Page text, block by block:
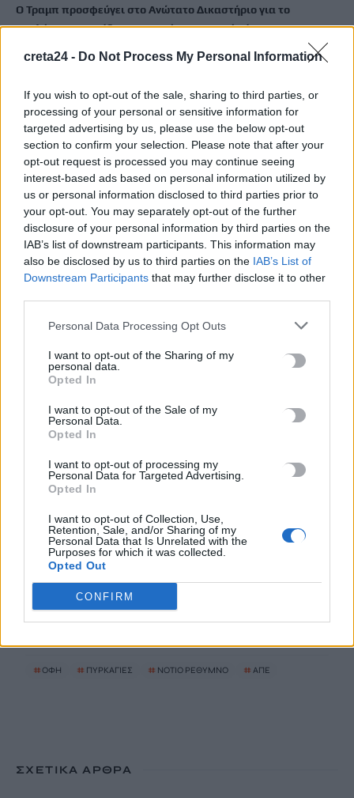
creta24 - Do Not Process My Personal Information
If you wish to opt-out of the sale, sharing to third parties, or
processing of your personal or sensitive information for
targeted advertising by us, please use the below opt-out
section to confirm your selection. Please note that after your
opt-out request is processed you may continue seeing
interest-based ads based on personal information utilized by
us or personal information disclosed to third parties prior to
your opt-out. You may separately opt-out of the further
disclosure of your personal information by third parties on the
IAB’s list of downstream participants. This information may
also be disclosed by us to third parties on the IAB’s List of
Downstream Participants that may further disclose it to other
Personal Data Processing Opt Outs
I want to opt-out of the Sharing of my
personal data.
Opted In
I want to opt-out of the Sale of my
Personal Data.
Opted In
I want to opt-out of processing my
Personal Data for Targeted Advertising.
Opted In
I want to opt-out of Collection, Use,
Retention, Sale, and/or Sharing of my
Personal Data that Is Unrelated with the
Purposes for which it was collected.
Opted Out
CONFIRM
Ο Τραμπ προσφεύγει στο Ανώτατο Δικαστήριο για το
«μπλόκο» στην αίθουσα χορού στον Λευκό Οίκο
Τουρισμός: Η «Οδύσσεια» έφερε άλμα στις κρατήσεις
8 Αυγούστου, 2026
Τα ζητήματα των στρατιωτικών του Ηρακλείου στο επίκεντρο
της συνάντησης με τον Κωνσταντίνο Κεφαλογιάννη
8 Αυγούστου, 2026
ΟΦΗ: Παρουσίασε τη γουρλίδικη πορτοκαλί φανέλα του
Όμιλος ΔΕΗ: Νέα συμφωνία για χαρτοφυλάκιο έργων ΑΠΕ
8 Αυγούστου, 2026
Φωτιά σε κτήριο στην Κουμουνδούρου – Απεγκλωβίστηκε ένα
8 Αυγούστου, 2026
Γαύδος: Επιχείρηση διάσωσης 31χρονης από δύσβατο σημείο
– Την απομάκρυνε με φουσκωτό επισκέπτης
#ΟΦΗ # ΠΥΡΚΑΓΙΕΣ # ΝΟΤΙΟ ΡΕΘΥΜΝΟ # ΑΠΕ
ΣΧΕΤΙΚΆ ΆΡΘΡΑ